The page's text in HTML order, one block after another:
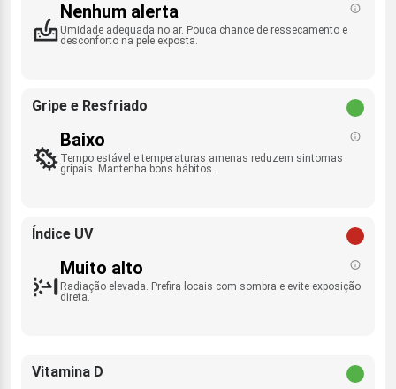
Nenhum alerta
Umidade adequada no ar. Pouca chance de ressecamento e
desconforto na pele exposta.
Gripe e Resfriado
Baixo
Tempo estável e temperaturas amenas reduzem sintomas
gripais. Mantenha bons hábitos.
Índice UV
Muito alto
Radiação elevada. Prefira locais com sombra e evite exposição
direta.
Vitamina D